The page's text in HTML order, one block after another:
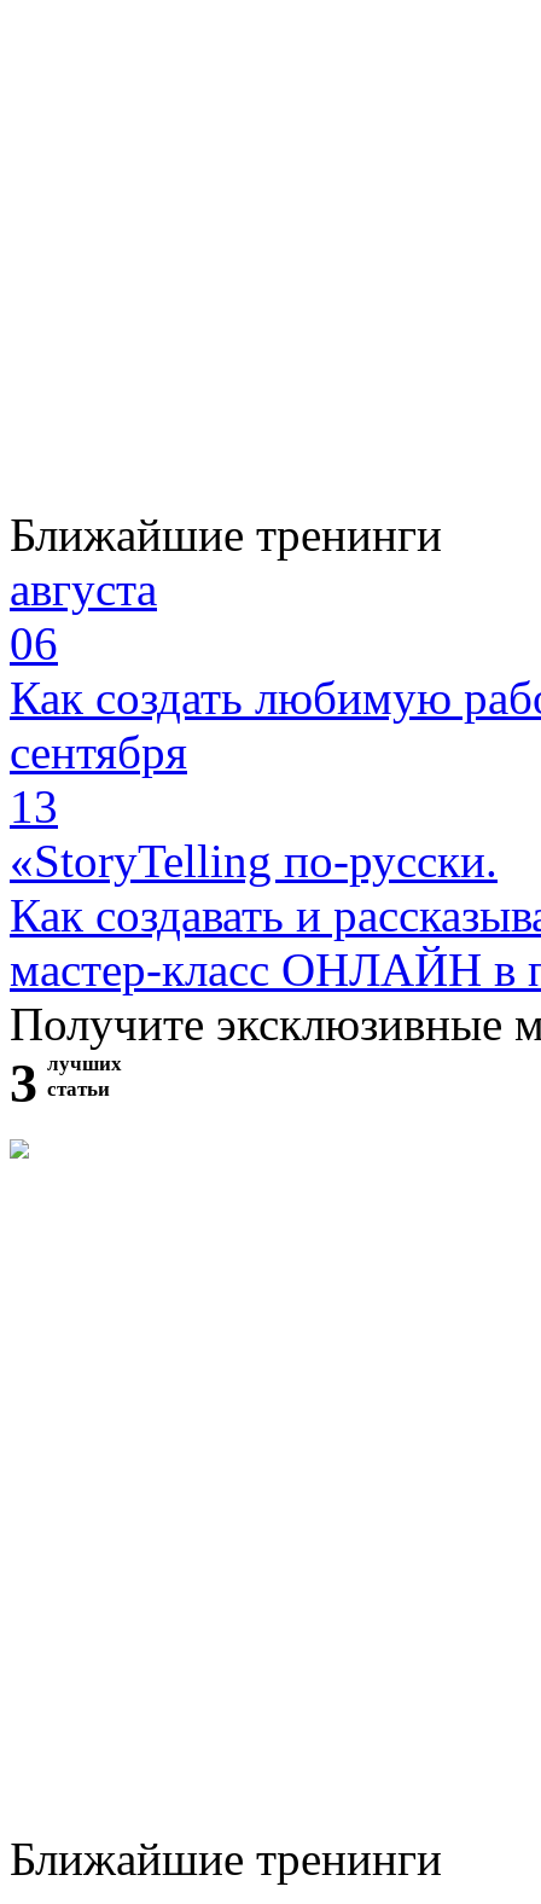
Ближайшие тренинги
августа
06
Как создать любимую
сентября
13
«StoryTelling по-русски.
Как создавать и
мастер-класс ОНЛАЙН в
Получите эксклюзивные
3 лучших
статьи
Ближайшие тренинги